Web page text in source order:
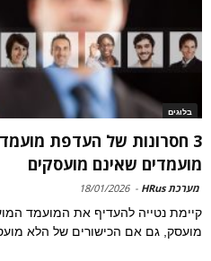
בלוגים
3 חסרונות של העדפת
מועמדים שאינם מועסקים
מערכת HRus -
18/01/2026
קיימת נטייה להעדיף את המועמד
מועסק, גם אם הכישורים של הלא